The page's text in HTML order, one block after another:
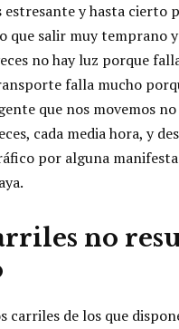
estresante y hasta cierto
que salir muy temprano
no hay luz porque
falla mucho
que nos movemos no
cada media hora, y
por alguna
no
carriles de los que